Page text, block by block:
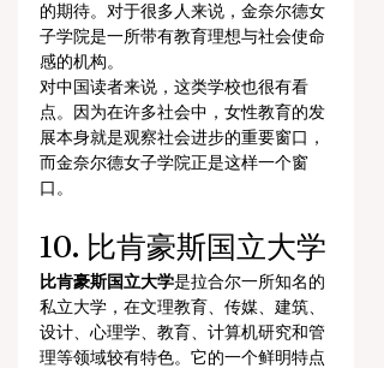
的期待。对于很多人来说，金奈尔德女
子学院是一所带有教育理想与社会使命
感的机构。
对中国读者来说，这类学校也很有看
点。因为在许多社会中，女性教育的发
展本身就是观察社会进步的重要窗口，
而金奈尔德女子学院正是这样一个窗
口。
10. 比肯豪斯国立大学
比肯豪斯国立大学是拉合尔一所知名的
私立大学，在文理教育、传媒、建筑、
设计、心理学、教育、计算机研究和管
理等领域较有特色。它的一个鲜明特点